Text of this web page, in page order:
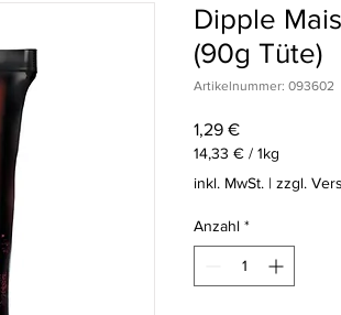
Dipple
(90g Tüte)
Artikelnummer: 093602
1,29 €Preis
14,33 € / 1kg
14,33 €
Kilogramm
inkl. MwSt. | zzgl.
Anzahl *